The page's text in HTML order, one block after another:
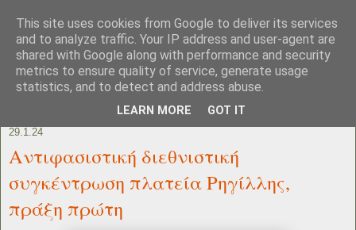
29.1.24
Αντιφασιστική διεθνιστική
συγκέντρωση πλατεία Ρηγίλλης,
πράξη πρώτη
This site uses cookies from Google to deliver its services
and to analyze traffic. Your IP address and user-agent are
shared with Google along with performance and security
metrics to ensure quality of service, generate usage
statistics, and to detect and address abuse.
LEARN MORE GOT IT